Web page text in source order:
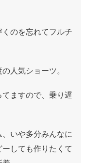
のを忘れてフルチ
人気ショーツ。
ますので、乗り遅
いや多分みんなに
しても作りたくて